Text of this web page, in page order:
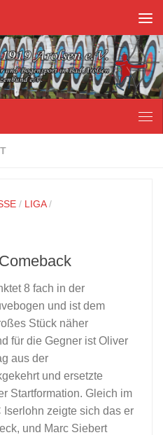
/ LIGA/
8 fach in der
und ist dem
Stück näher
für die Gegner ist Oliver
aus der
und ersetzte
Startformation. Gleich im
zeigte sich das er
und Marc Siebert